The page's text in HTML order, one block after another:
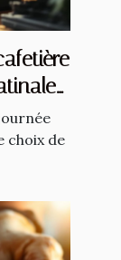
choix de